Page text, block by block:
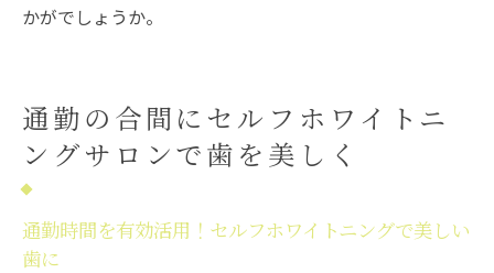
かがでしょうか。
通勤の合間にセルフホワイトニ
ングサロンで歯を美しく
通勤時間を有効活用！セルフホワイトニングで美しい
歯に